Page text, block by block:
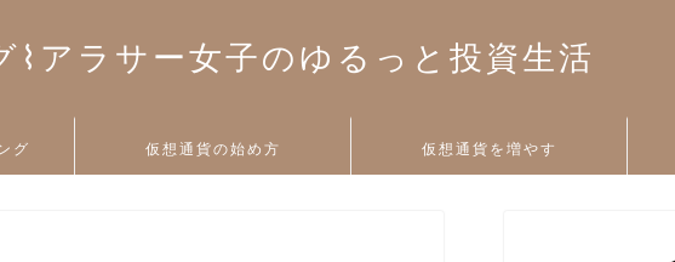
⌇アラサー女子のゆるっと投資生活
グ 仮想通貨の始め方 仮想通貨を増やす